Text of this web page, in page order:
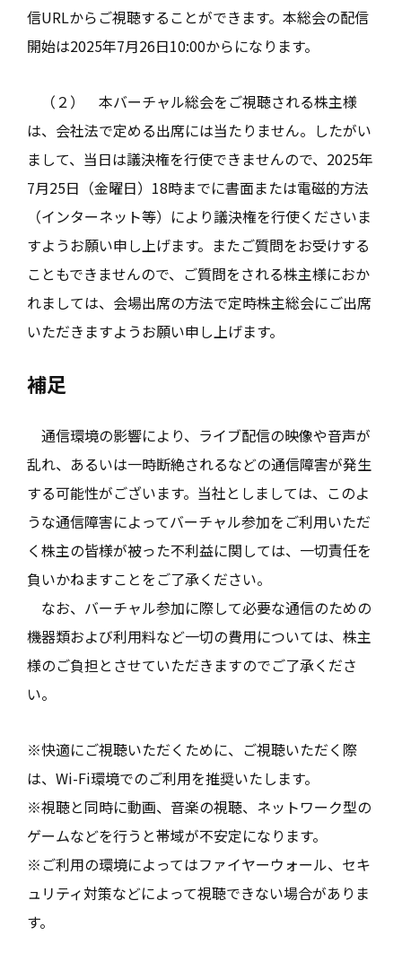
信URLからご視聴することができます。本総会の配信
開始は2025年7月26日10:00からになります。
（２） 本バーチャル総会をご視聴される株主様
は、会社法で定める出席には当たりません。したがい
まして、当日は議決権を行使できませんので、2025年
7月25日（金曜日）18時までに書面または電磁的方法
（インターネット等）により議決権を行使くださいま
すようお願い申し上げます。またご質問をお受けする
こともできませんので、ご質問をされる株主様におか
れましては、会場出席の方法で定時株主総会にご出席
いただきますようお願い申し上げます。
補足
通信環境の影響により、ライブ配信の映像や音声が
乱れ、あるいは一時断絶されるなどの通信障害が発生
する可能性がございます。当社としましては、このよ
うな通信障害によってバーチャル参加をご利用いただ
く株主の皆様が被った不利益に関しては、一切責任を
負いかねますことをご了承ください。
なお、バーチャル参加に際して必要な通信のための
機器類および利用料など一切の費用については、株主
様のご負担とさせていただきますのでご了承くださ
い。
※快適にご視聴いただくために、ご視聴いただく際
は、Wi-Fi環境でのご利用を推奨いたします。
※視聴と同時に動画、音楽の視聴、ネットワーク型の
ゲームなどを行うと帯域が不安定になります。
※ご利用の環境によってはファイヤーウォール、セキ
ュリティ対策などによって視聴できない場合がありま
す。